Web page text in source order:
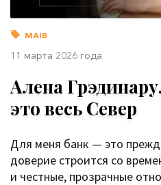
MAIB
11 марта 2026 года
Алена
это весь Север
Для меня банк — это
доверие строится со
и честные, прозрачные